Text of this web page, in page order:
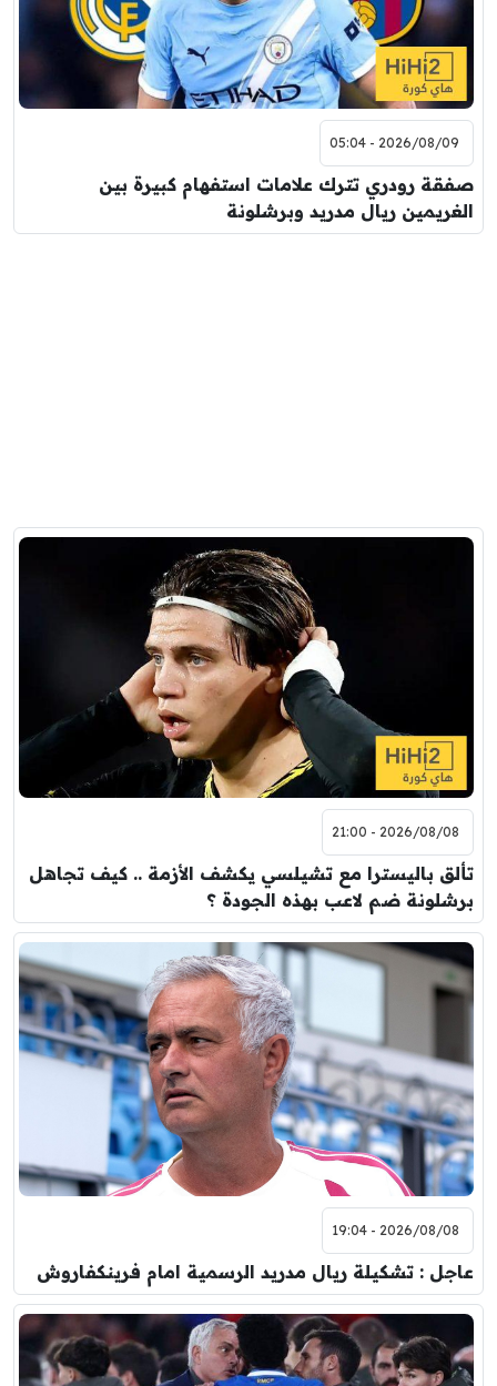
2026/08/09 - 05:04
صفقة رودري تترك علامات استفهام كبيرة بين
الغريمين ريال مدريد وبرشلونة
2026/08/08 - 21:00
تألق باليسترا مع تشيلسي يكشف الأزمة .. كيف تجاهل
برشلونة ضم لاعب بهذه الجودة ؟
2026/08/08 - 19:04
عاجل : تشكيلة ريال مدريد الرسمية امام فرينكفاروش